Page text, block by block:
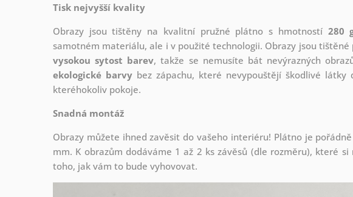
Tisk nejvyšší kvality
Obrazy jsou tištěny na kvalitní pružné plátno s hmotností 280
samotném materiálu, ale i v použité technologii. Obrazy jsou
vysokou sytost barev, takže se nemusíte bát nevýrazných
ekologické barvy bez zápachu, které nevypouštějí škodlivé
kteréhokoliv pokoje.
Snadná montáž
Obrazy můžete ihned zavěsit do vašeho interiéru! Plátno je
mm. K obrazům dodáváme 1 až 2 ks závěsů (dle rozměru), které
toho, jak vám to bude vyhovovat.